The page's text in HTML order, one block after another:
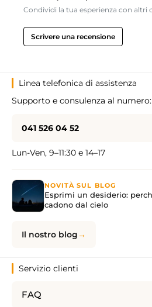
Condividi la tua esperienza con altri
Scrivere una recensione
Linea telefonica di assistenza
Supporto e consulenza al numero:
041 526 04 52
Lun-Ven, 9–11:30 e 14–17
NOVITÀ SUL BLOG
Esprimi un desiderio:
cadono dal cielo
Il nostro blog
Servizio clienti
FAQ